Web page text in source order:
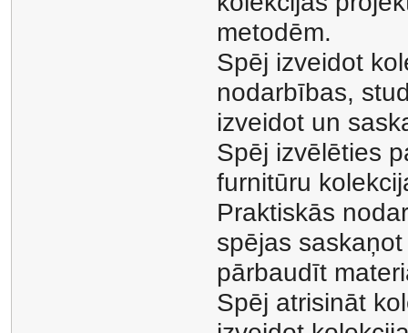
metodēm.
Spēj izveidot
nodarbības,
izveidot un
Spēj izvēlēties
furnitūru
Praktiskās
spējas
pārbaudīt
Spēj atrisināt